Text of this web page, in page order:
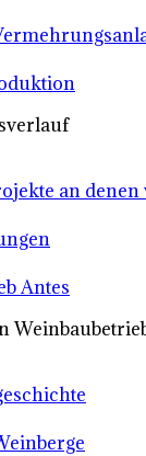
an
Antes